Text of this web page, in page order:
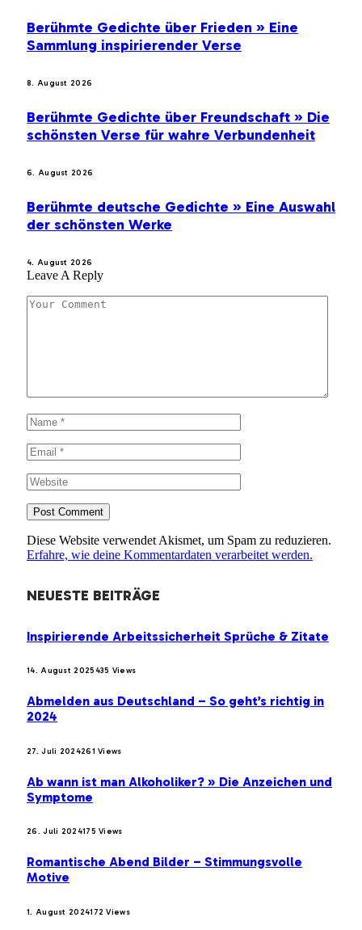
Berühmte Gedichte über Frieden » Eine
Sammlung inspirierender Verse
8. August 2026
Berühmte Gedichte über Freundschaft » Die
schönsten Verse für wahre Verbundenheit
6. August 2026
Berühmte deutsche Gedichte » Eine Auswahl
der schönsten Werke
4. August 2026
Leave A Reply
Diese Website verwendet Akismet, um Spam zu reduzieren.
Erfahre, wie deine Kommentardaten verarbeitet werden.
NEUESTE BEITRÄGE
Inspirierende Arbeitssicherheit Sprüche & Zitate
14. August 2025435 Views
Abmelden aus Deutschland – So geht’s richtig in
2024
27. Juli 2024261Views
Ab wann ist man Alkoholiker? » Die Anzeichen und
Symptome
26. Juli 2024175Views
Romantische Abend Bilder – Stimmungsvolle
Motive
1. August 2024172Views